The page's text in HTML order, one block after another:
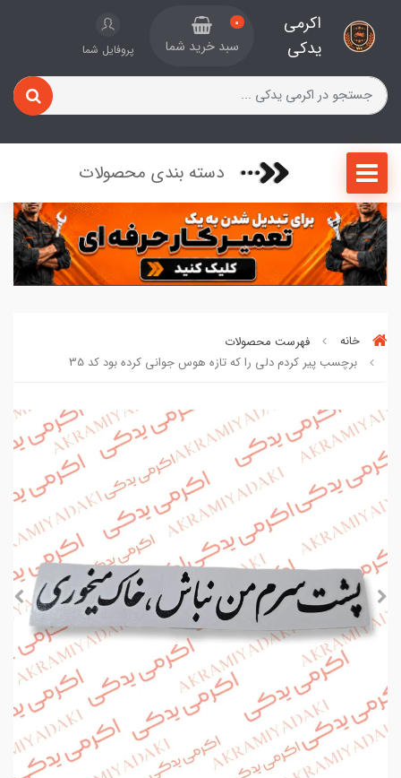
اکرمی
یدکی
0
سبد خرید شما پروفایل شما
دسته بندی محصولات
خانه
فهرست محصولات
برچسب پیر کردم دلی را که تازه هوس جوانی کرده بود کد 35